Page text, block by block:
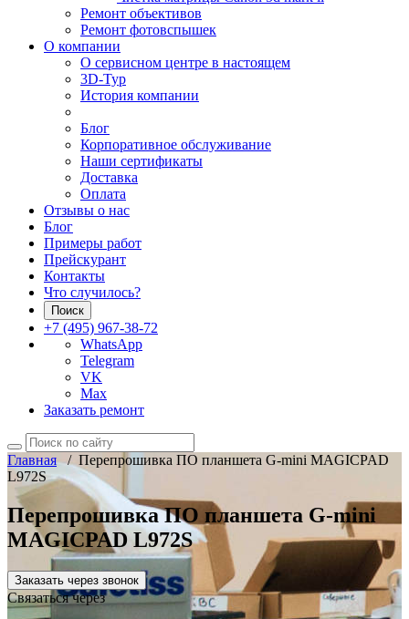
Ремонт объективов
Ремонт фотовспышек
О компании
О сервисном центре в настоящем
3D-Тур
История компании
Блог
Корпоративное обслуживание
Наши сертификаты
Доставка
Оплата
Отзывы о нас
Блог
Примеры работ
Прейскурант
Контакты
Что случилось?
Поиск
+7 (495) 967-38-72
WhatsApp
Telegram
VK
Max
Заказать ремонт
Главная/ Перепрошивка ПО планшета G-mini MAGICPAD
L972S
Перепрошивка ПО планшета G-mini
MAGICPAD L972S
Заказать через звонок
Связаться через